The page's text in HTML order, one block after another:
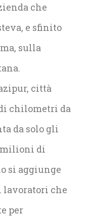
che
e sfinito
sulla
città
chilometri da
da solo gli
milioni di
si aggiunge
che
per